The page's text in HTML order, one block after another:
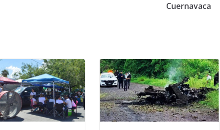
Cuernavaca